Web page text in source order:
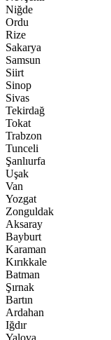
Niğde
Ordu
Rize
Sakarya
Samsun
Siirt
Sinop
Sivas
Tekirdağ
Tokat
Trabzon
Tunceli
Şanlıurfa
Uşak
Van
Yozgat
Zonguldak
Aksaray
Bayburt
Karaman
Kırıkkale
Batman
Şırnak
Bartın
Ardahan
Iğdır
Yalova